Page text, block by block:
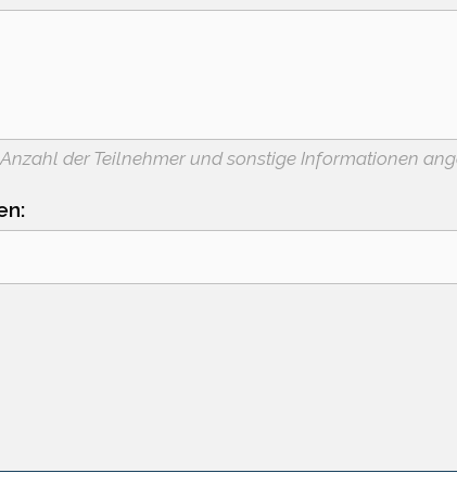
der Teilnehmer und sonstige Informationen